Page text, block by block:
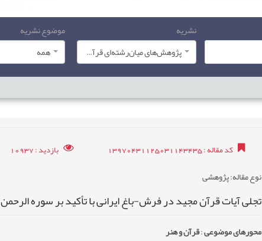
نشریه
پژوهش‌های میان‌رشته‌ای قرآن کریم
موضوع نشریه
همه
کد مقاله: 13970431125031143435 بازدید: 10937
نوع مقاله: پژوهشی
تجلی آیات قرآن مجید در فرش-باغ ایرانی با تأکید بر سوره الرحمن
محورهای موضوعی:قرآن و هنر